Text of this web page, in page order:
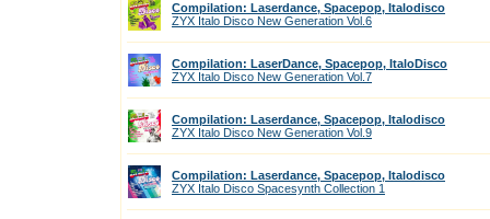
Compilation: Laserdance, Spacepop, Italodisco
ZYX Italo Disco New Generation Vol.6
Compilation: LaserDance, Spacepop, ItaloDisco
ZYX Italo Disco New Generation Vol.7
Compilation: Laserdance, Spacepop, Italodisco
ZYX Italo Disco New Generation Vol.9
Compilation: Laserdance, Spacepop, Italodisco
ZYX Italo Disco Spacesynth Collection 1